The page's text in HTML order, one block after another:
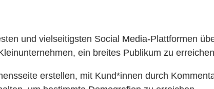
und vielseitigsten Social Media-Plattformen
ein breites Publikum zu
erstellen, mit Kund*innen durch